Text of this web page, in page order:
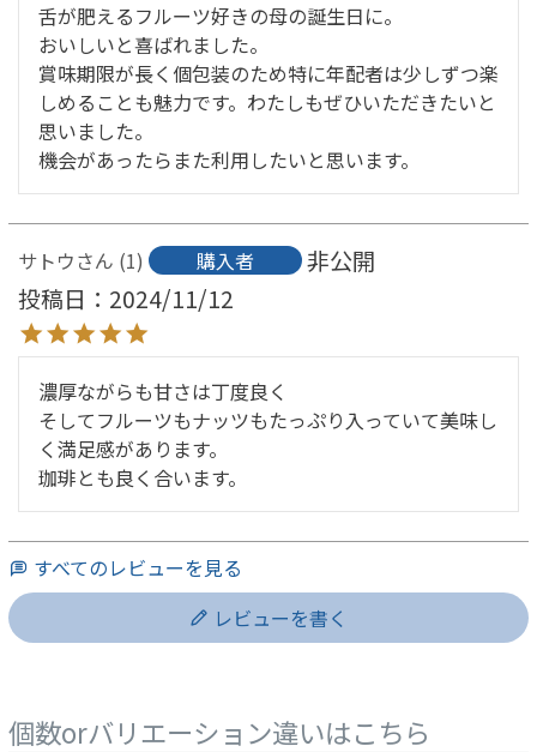
舌が肥えるフルーツ好きの母の誕生日に。
おいしいと喜ばれました。
賞味期限が長く個包装のため特に年配者は少しずつ楽
しめることも魅力です。わたしもぜひいただきたいと
思いました。
機会があったらまた利用したいと思います。
サトウ 1 購入者
非公開
投稿日
2024/11/12
濃厚ながらも甘さは丁度良く
そしてフルーツもナッツもたっぷり入っていて美味し
く満足感があります。
珈琲とも良く合います。
すべてのレビューを見る
レビューを書く
個数orバリエーション違いはこちら